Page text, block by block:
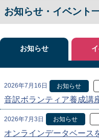
お知らせ・イベント
お知らせ
2026年7月16日 お知らせ
音訳ボランティア養成講
2026年7月3日 お知らせ
オンラインデータベース